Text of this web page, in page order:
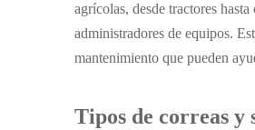
agrícolas, desde tractores
administradores de equipos.
mantenimiento que pueden
Tipos de correas y